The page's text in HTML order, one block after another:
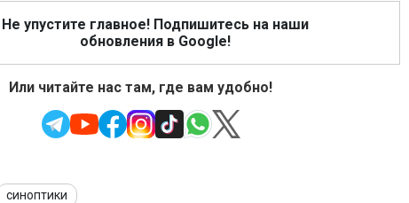
Не упустите главное! Подпишитесь на наши
обновления в Google!
Или читайте нас там, где вам удобно!
синоптики